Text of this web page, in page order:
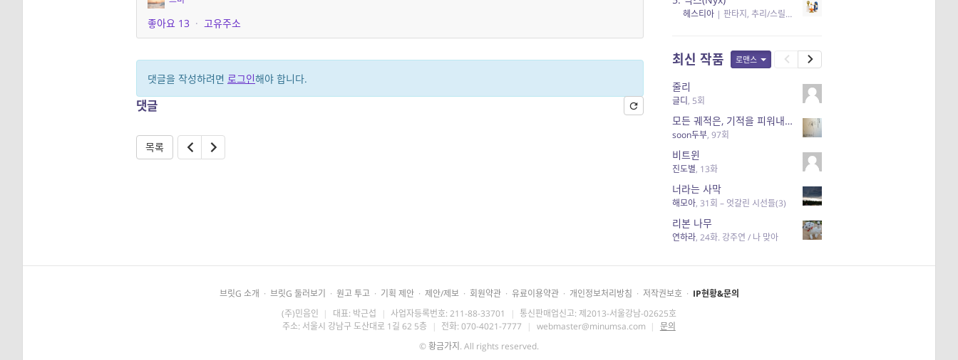
좋아요 13 · 고유주소
댓글을 작성하려면 로그인해야 합니다.
댓글
목록
헤스티아| 판타지, 추리/스릴러 | 읽음
최신 작품 로맨스
줄리
글디 , 5회
모든 궤적은, 기적을 피워내기 위해 있다.
soon두부, 97회
비트윈
진도별, 13화
너라는 사막
해모아, 31회 – 엇갈린 시선들(3)
리본 나무
연하라, 24화. 강주연 / 나 맞아
브릿G 소개 · 브릿G 둘러보기 · 원고 투고 · 기획 제안 · 제안/제보 · 회원약관 · 유료이용약관 · 개인정보처리방침 · 저작권보호 · IP현황&문의
(주)민음인 | 대표: 박근섭 | 사업자등록번호: 211-88-33701 | 통신판매업신고: 제2013-서울강남-02625호
주소: 서울시 강남구 도산대로 1길 62 5층 | 전화: 070-4021-7777 | webmaster@minumsa.com | 문의
©황금가지 . All rights reserved.